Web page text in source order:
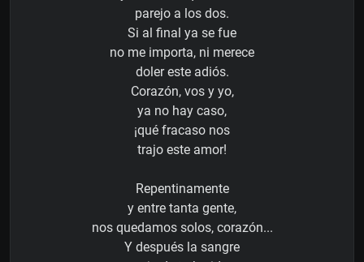
parejo a los dos.
Si al final ya se fue
no me importa, ni merece
doler este adiós.
Corazón, vos y yo,
ya no hay caso,
¡qué fracaso nos
trajo este amor!
Repentinamente
y entre tanta gente,
nos quedamos solos, corazón...
Y después la sangre